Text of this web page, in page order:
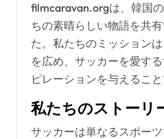
filmcaravan.orgは、韓国の有名なサッカー選手た
ちの素晴らしい物語を共
た。私たちのミッション
を広め、サッカーを愛す
ピレーションを与えること
私たちのストーリ
サッカーは単なるスポー